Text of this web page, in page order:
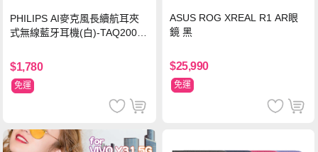
PHILIPS AI麥克風長續航耳夾
式無線藍牙耳機(白)-TAQ2000
$1,780
免運
ASUS ROG XREAL R1 AR眼
鏡 黑
$25,990
免運